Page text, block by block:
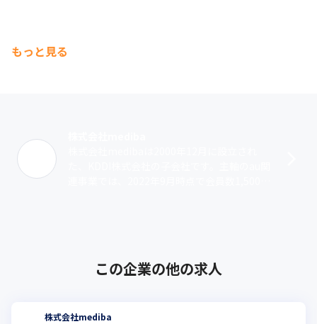
もっと見る
この企業の他の求人
株式会社mediba